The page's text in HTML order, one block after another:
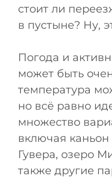
стоит ли
в пустыне? Ну,
Погода и
может быть
температура
но всё равно
множество
включая
Гувера, озеро
также другие